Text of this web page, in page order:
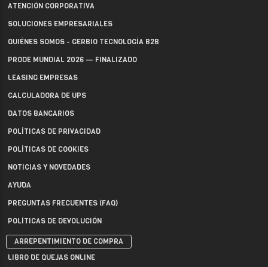
ATENCIÓN CORPORATIVA
SOLUCIONES EMPRESARIALES
QUIÉNES SOMOS - GERBIO TECNOLOGÍA B2B
PRODE MUNDIAL 2026 — FINALIZADO
LEASING EMPRESAS
CALCULADORA DE UPS
DATOS BANCARIOS
POLÍTICAS DE PRIVACIDAD
POLÍTICAS DE COOKIES
NOTICIAS Y NOVEDADES
AYUDA
PREGUNTAS FRECUENTES (FAQ)
POLÍTICAS DE DEVOLUCIÓN
ARREPENTIMIENTO DE COMPRA
LIBRO DE QUEJAS ONLINE